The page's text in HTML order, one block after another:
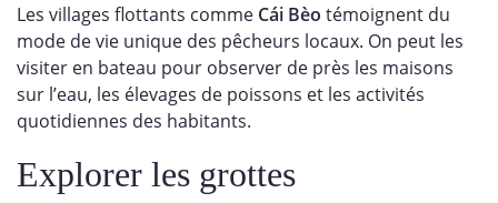
Les villages flottants comme Cái Bèo témoignent du
mode de vie unique des pêcheurs locaux. On peut les
visiter en bateau pour observer de près les maisons
sur l’eau, les élevages de poissons et les activités
quotidiennes des habitants.
Explorer les grottes